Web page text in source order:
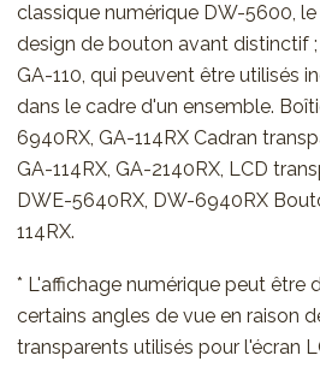
classique numérique DW-5600,
design de bouton avant distinctif
GA-110, qui peuvent être utilisés
dans le cadre d'un ensemble.
6940RX, GA-114RX Cadran
GA-114RX, GA-2140RX, LCD
DWE-5640RX, DW-6940RX
114RX.
* L'affichage numérique peut être
certains angles de vue en raison
transparents utilisés pour l'écran